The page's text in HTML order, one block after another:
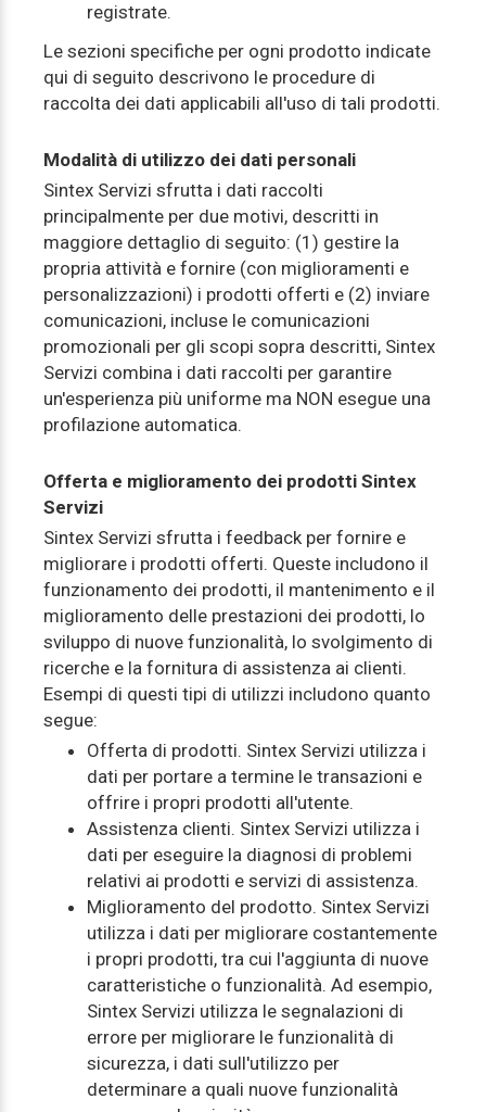
registrate.
Le sezioni specifiche per ogni prodotto indicate
qui di seguito descrivono le procedure di
raccolta dei dati applicabili all'uso di tali prodotti.
Modalità di utilizzo dei dati personali
Sintex Servizi sfrutta i dati raccolti
principalmente per due motivi, descritti in
maggiore dettaglio di seguito: (1) gestire la
propria attività e fornire (con miglioramenti e
personalizzazioni) i prodotti offerti e (2) inviare
comunicazioni, incluse le comunicazioni
promozionali per gli scopi sopra descritti, Sintex
Servizi combina i dati raccolti per garantire
un'esperienza più uniforme ma NON esegue una
profilazione automatica.
Offerta e miglioramento dei prodotti Sintex
Servizi
Sintex Servizi sfrutta i feedback per fornire e
migliorare i prodotti offerti. Queste includono il
funzionamento dei prodotti, il mantenimento e il
miglioramento delle prestazioni dei prodotti, lo
sviluppo di nuove funzionalità, lo svolgimento di
ricerche e la fornitura di assistenza ai clienti.
Esempi di questi tipi di utilizzi includono quanto
segue:
Offerta di prodotti. Sintex Servizi utilizza i
dati per portare a termine le transazioni e
offrire i propri prodotti all'utente.
Assistenza clienti. Sintex Servizi utilizza i
dati per eseguire la diagnosi di problemi
relativi ai prodotti e servizi di assistenza.
Miglioramento del prodotto. Sintex Servizi
utilizza i dati per migliorare costantemente
i propri prodotti, tra cui l'aggiunta di nuove
caratteristiche o funzionalità. Ad esempio,
Sintex Servizi utilizza le segnalazioni di
errore per migliorare le funzionalità di
sicurezza, i dati sull'utilizzo per
determinare a quali nuove funzionalità